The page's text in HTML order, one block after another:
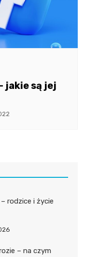
jakie są jej
rodzice i życie
– na czym